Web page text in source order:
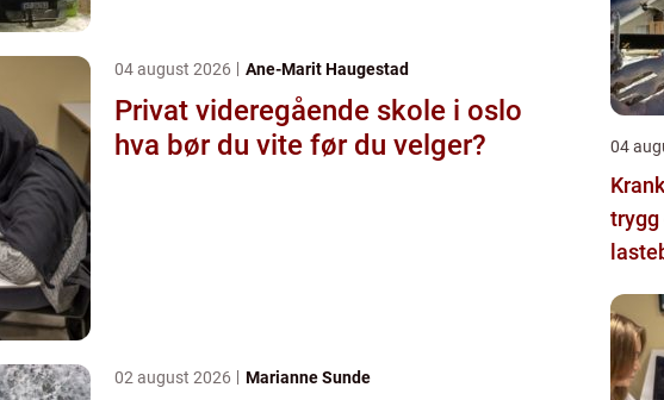
04 august 2026 Ane-Marit Haugestad
Privat videregående skole i oslo
hva bør du vite før du velger?
02 august 2026 Marianne Sunde
04
trygg